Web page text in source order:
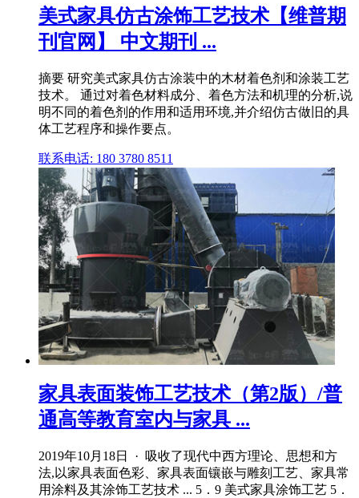
美式家具仿古涂饰工艺技术【维普期
刊官网】 中文期刊 ...
摘要 研究美式家具仿古涂装中的木材着色剂和涂装工艺
技术。 通过对着色材料成分、着色方法和机理的分析,说
明不同的着色剂的作用和适用环境,并介绍仿古做旧的具
体工艺程序和操作要点。
联系电话: 180 3780 8511
家具表面装饰工艺技术（第2版）/普
通高等教育室内与家具 ...
2019年10月18日 · 吸收了现代中西方理论、思想和方
法,以家具表面色彩、家具表面镶嵌与雕刻工艺、家具常
用涂料及其涂饰工艺技术 ... 5．9 美式家具涂饰工艺 5．